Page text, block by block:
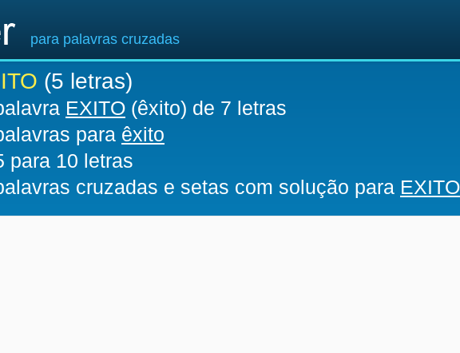
para palavras cruzadas
(5 letras)
EXITO (êxito) de 7 letras
para êxito
para 10 letras
cruzadas e setas com solução para EXITO